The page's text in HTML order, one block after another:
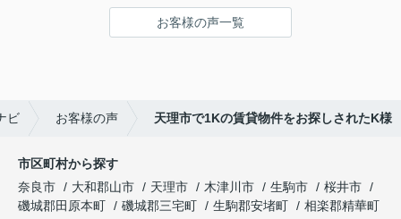
鍵の受け取りのときに、また元気(o・・o)/~お店に
お客様の声一覧
ビ お客様の声 天理市で1Kの賃貸物件をお探しされたK様
市区町村から探す
奈良市
大和郡山市 天理市 木津川市 生駒市
桜井市
磯城郡田原本町
磯城郡三宅町 生駒郡安堵町
相楽郡精華町